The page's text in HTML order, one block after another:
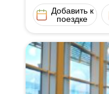
Добавить к
поездке